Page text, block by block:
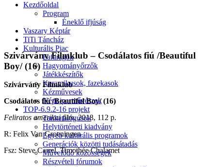
Kezdőoldal
Program
Éneklő ifjúság
Vaszary Képtár
TiTi Táncház
Kulturális Piac
Fafaragók
Hagyományőrzők
Játékkészítők
Keramikusok, fazekasok
Kézművesek
Népi iparművészek
TOP-6.9.2-16 projekt
Tankatalógusok
Helytörténeti kiadvány
Egyéb kulturális programok
Generációk közötti tudásátadás
Művelődő közösségek
Részvételi fórumok
Szivárvány Filmklub – Csodálatos fiú /Beautiful
Boy/ (16)
Szivárvány Filmklub
Csodálatos fiú /Beautiful Boy/ (16)
Feliratos amerikai film, 2018, 112 p.
R: Felix Van Groeningen
Fsz: Steve Carrel, Timothée Chalamet